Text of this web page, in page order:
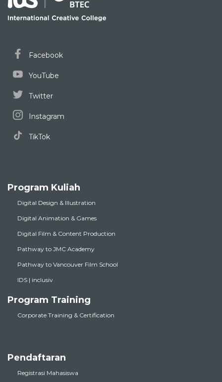
TikTok
Digital Design & Illustration
Digital Animation & Games
Digital Film & Content Production
Pathway to JMC Academy
Pathway to Vancouver Film School
IDS | inclusiv
Program Training
Corporate Training & Certification
Registrasi Mahasiswa
Info Terbaru